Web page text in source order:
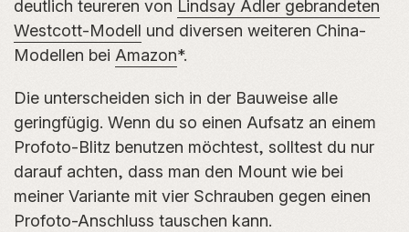
deutlich teureren von Lindsay Adler gebrandeten
Westcott-Modell und diversen weiteren China-
Modellen bei Amazon*.
Die unterscheiden sich in der Bauweise alle
geringfügig. Wenn du so einen Aufsatz an einem
Profoto-Blitz benutzen möchtest, solltest du nur
darauf achten, dass man den Mount wie bei
meiner Variante mit vier Schrauben gegen einen
Profoto-Anschluss tauschen kann.